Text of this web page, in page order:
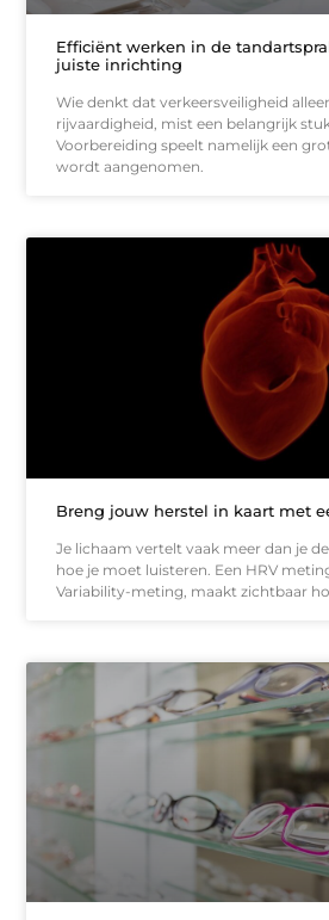
Efficiënt werken in de
juiste inrichting
Wie denkt dat verkeersveiligheid
rijvaardigheid, mist een belangrijk
Voorbereiding speelt namelijk een
wordt aangenomen.
Breng jouw herstel in kaart met
Je lichaam vertelt vaak meer dan je
hoe je moet luisteren. Een HRV
Variability-meting, maakt zichtbaar